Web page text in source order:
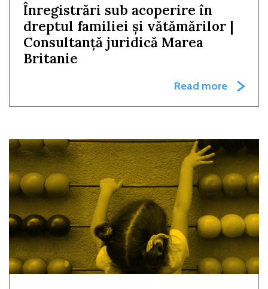
Înregistrări sub acoperire în
dreptul familiei și vătămărilor |
Consultanță juridică Marea
Britanie
Read more